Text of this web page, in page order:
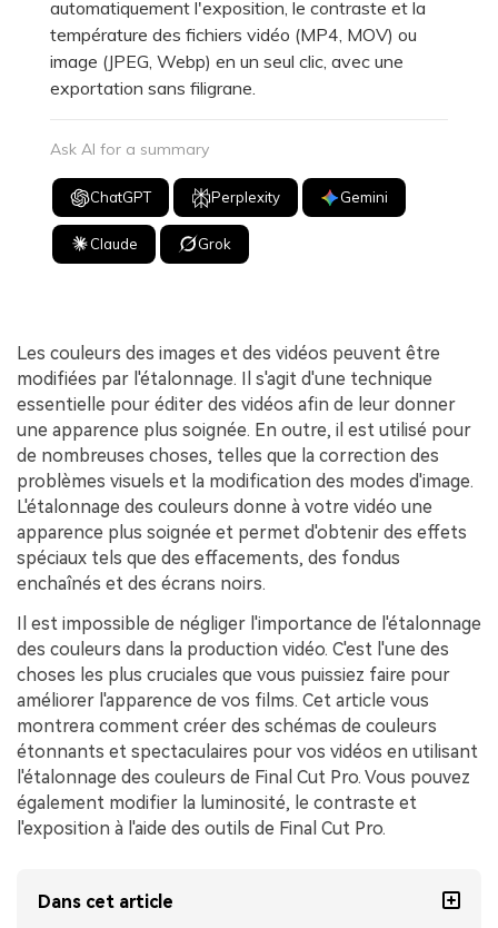
automatiquement l'exposition, le contraste et la
température des fichiers vidéo (MP4, MOV) ou
image (JPEG, Webp) en un seul clic, avec une
exportation sans filigrane.
Ask AI for a summary
ChatGPT Perplexity Gemini
Claude Grok
Les couleurs des images et des vidéos peuvent être
modifiées par l'étalonnage. Il s'agit d'une technique
essentielle pour éditer des vidéos afin de leur donner
une apparence plus soignée. En outre, il est utilisé pour
de nombreuses choses, telles que la correction des
problèmes visuels et la modification des modes d'image.
L'étalonnage des couleurs donne à votre vidéo une
apparence plus soignée et permet d'obtenir des effets
spéciaux tels que des effacements, des fondus
enchaînés et des écrans noirs.
Il est impossible de négliger l'importance de l'étalonnage
des couleurs dans la production vidéo.󠀲󠀡󠀤󠀥󠀡󠀢󠀤󠀠󠀢󠀳󠀰 C'est l'une des
choses les plus cruciales que vous puissiez faire pour
améliorer l'apparence de vos films.󠀲󠀡󠀤󠀥󠀡󠀢󠀤󠀠󠀣󠀳󠀰 Cet article vous
montrera comment créer des schémas de couleurs
étonnants et spectaculaires pour vos vidéos en utilisant
l'étalonnage des couleurs de Final Cut Pro.󠀲󠀡󠀤󠀥󠀡󠀢󠀤󠀠󠀤󠀳󠀰 Vous pouvez
également modifier la luminosité, le contraste et
l'exposition à l'aide des outils de Final Cut Pro.
Dans cet article